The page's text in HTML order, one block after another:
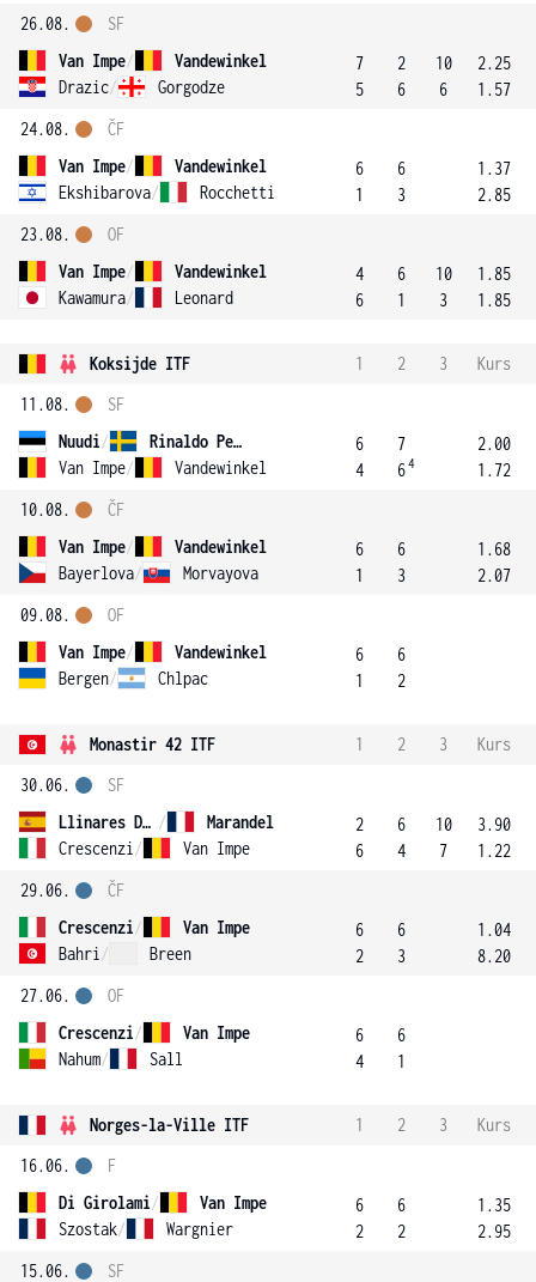
26.08.
Van Impe/
Vandewinkel
Drazic/ Gorgodze
SF
7
5
2
6
10
6
2.25
1.57
24.08.
Van Impe/
Vandewinkel
Ekshibarova/ Rocchetti
ČF
6
1
6
3
1.37
2.85
23.08.
Van Impe/
Vandewinkel
Kawamura/ Leonard
OF
4
6
6
1
10
3
1.85
1.85
Koksijde ITF 1 2 3
Kurs
11.08.
Nuudi/
Rinaldo Persson
Van Impe/ Vandewinkel
SF
6
4
7
64
2.00
1.72
10.08.
Van Impe/
Vandewinkel
Bayerlova/ Morvayova
ČF
6
1
6
3
1.68
2.07
09.08.
Van Impe/
Vandewinkel
Bergen/ Chlpac
OF
6
1
6
2
Monastir 42 ITF 1 2 3
Kurs
30.06.
Llinares Domingo /
Marandel
Crescenzi / Van Impe
SF
2
6
6
4
10
7
3.90
1.22
29.06.
Crescenzi/
Van Impe
Bahri / Breen
ČF
6
2
6
3
1.04
8.20
27.06.
Crescenzi/
Van Impe
Nahum/ Sall
OF
6
4
6
1
Norges-la-Ville ITF 1 2 3
Kurs
16.06.
Di Girolami/
Van Impe
Szostak/ Wargnier
F
6
2
6
2
1.35
2.95
15.06.
SF